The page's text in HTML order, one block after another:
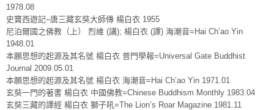
1978.08
史寶西遊記–唐三藏玄奘大師傳 楊白衣 1955
尼泊爾國之佛教（上） 烈維 (講); 楊白衣 (譯) 海潮音=Hai Ch’ao Yin
1948.01
本願思想的起源及其名號 楊白衣 普門學報=Universal Gate Buddhist
Journal 2009.05.01
本願思想的起源及其名號 楊白衣 海潮音=Hai Ch’ao Yin 1971.01
玄奘一門的著書 楊白衣 中國佛教=Chinese Buddhism Monthly 1983.04
玄奘三藏的譯經 楊白衣 獅子吼=The Lion’s Roar Magazine 1981.11